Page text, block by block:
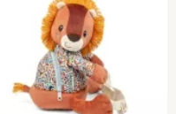
Ideal para crianças a partir dos 2
anos